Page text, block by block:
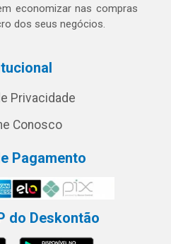
economizar nas compras
dos seus negócios.
Privacidade
Conosco
Pagamento
do Deskontão